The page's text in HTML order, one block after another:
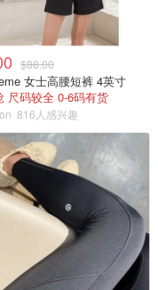
$88.00
女士高腰短裤 4英寸
尺码较全 0-6码有货
816人感兴趣